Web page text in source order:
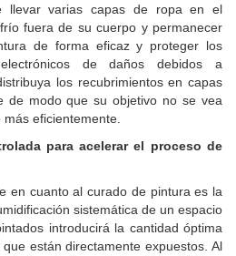
llevar varias capas de ropa en el
fuera de su cuerpo y permanecer
de forma eficaz y proteger los
de daños debidos a
los recubrimientos en capas
de modo que su objetivo no se vea
eficientemente.
para acelerar el proceso de
en cuanto al curado de pintura es la
sistemática de un espacio
introducirá la cantidad óptima
están directamente expuestos. Al